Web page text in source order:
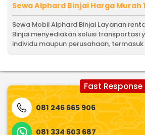
Sewa Alphard Binjai Harga Murah
Sewa Mobil Alphard Binjai Layanan
Binjai menyediakan solusi transportasi
individu maupun perusahaan, termasuk
Fast Response
081 246 665 906
081 334 603 687